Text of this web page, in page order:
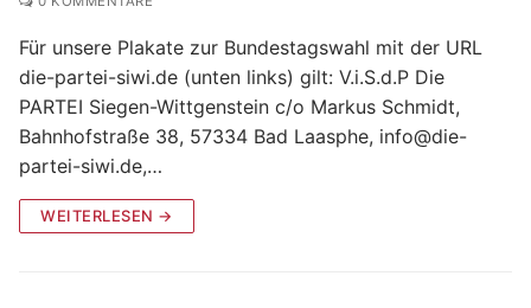
Für unsere Plakate zur Bundestagswahl mit der URL
die-partei-siwi.de (unten links) gilt: V.i.S.d.P Die
PARTEI Siegen-Wittgenstein c/o Markus Schmidt,
Bahnhofstraße 38, 57334 Bad Laasphe, info@die-
partei-siwi.de,…
WEITERLESEN →